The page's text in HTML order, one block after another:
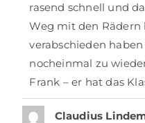
rasend schnell und
Weg mit den
verabschieden
nocheinmal zu
Frank – er hat das
Claudius